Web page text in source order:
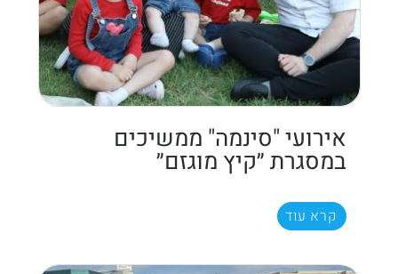
אירועי "סינמה" ממשיכים
במסגרת ״קיץ מוגזם״
קרא עוד